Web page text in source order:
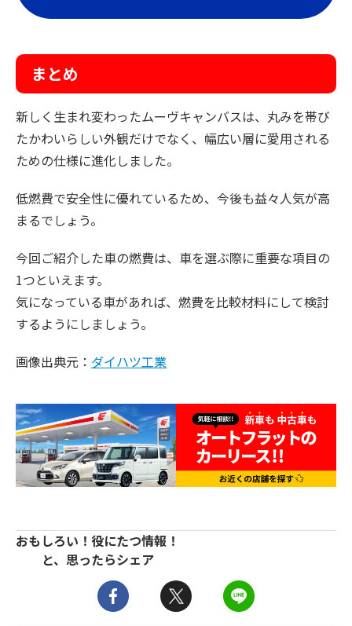
まとめ
新しく生まれ変わったムーヴキャンバスは、丸みを帯び
たかわいらしい外観だけでなく、幅広い層に愛用される
ための仕様に進化しました。
低燃費で安全性に優れているため、今後も益々人気が高
まるでしょう。
今回ご紹介した車の燃費は、車を選ぶ際に重要な項目の
1つといえます。
気になっている車があれば、燃費を比較材料にして検討
するようにしましょう。
画像出典元： ダイハツ工業
おもしろい！役にたつ情報！
と、思ったらシェア